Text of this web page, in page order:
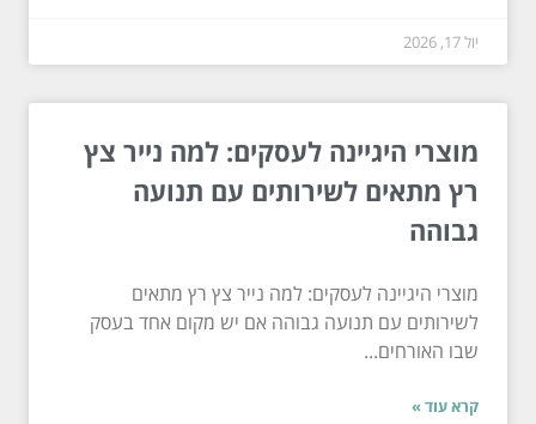
יול 17, 2026
מוצרי היגיינה לעסקים: למה נייר צץ
רץ מתאים לשירותים עם תנועה
גבוהה
מוצרי היגיינה לעסקים: למה נייר צץ רץ מתאים
לשירותים עם תנועה גבוהה אם יש מקום אחד בעסק
שבו האורחים...
קרא עוד »